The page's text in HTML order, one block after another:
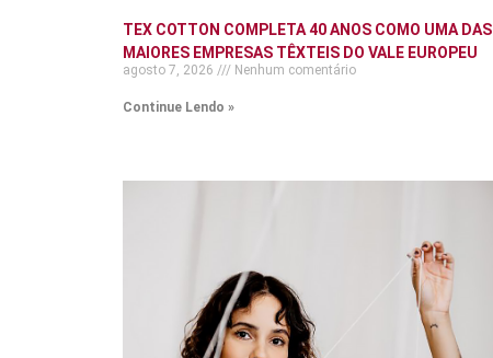
TEX COTTON COMPLETA 40 ANOS COMO UMA DAS
MAIORES EMPRESAS TÊXTEIS DO VALE EUROPEU
agosto 7, 2026 Nenhum comentário
Continue Lendo »